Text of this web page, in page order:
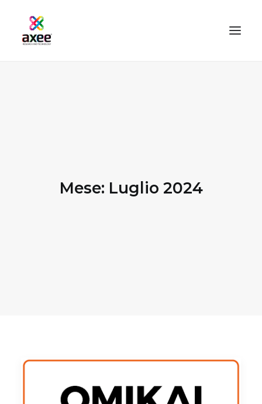
Mese: Luglio 2024